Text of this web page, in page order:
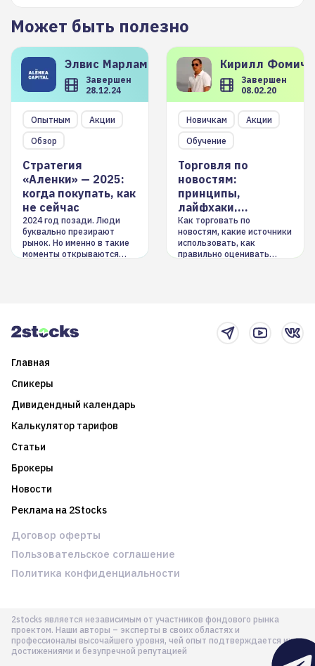
Может быть полезно
Элвис Марламов
Завершен
28.12.24
Опытным
Акции
Обзор
Стратегия
«Аленки» — 2025:
когда покупать, как
не сейчас
2024 год позади. Люди
буквально презирают
рынок. Но именно в такие
моменты открываются
Кирилл
Завершен
08.02.20
Новичкам
Акции
Обучение
Торговля по
новостям:
принципы,
лайфхаки,
инструменты
Как торговать по
новостям, какие источники
использовать, как
правильно оценивать
Главная
Спикеры
Дивидендный календарь
Калькулятор тарифов
Статьи
Брокеры
Новости
Реклама на 2Stocks
2stocks является независимым от участников фондового рынка
проектом. Наши авторы – эксперты в своих областях и
профессионалы высочайшего уровня, чей опыт подтверждается их
достижениями и безупречной репутацией
Договор оферты
Пользовательское соглашение
Политика конфиденциальности